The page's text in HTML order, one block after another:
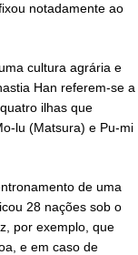
notadamente ao
cultura agrária e
Han referem-se a
ilhas que
lu (Matsura) e Pu-mi
de uma
28 nações sob o
por exemplo, que
e em caso de